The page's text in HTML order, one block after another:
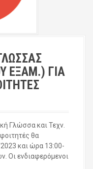
ΕΞΑΜ.) ΓΙΑ
Γλώσσα και Τεχν.
θα
και ώρα 13:00-
Οι ενδιαφερόμενοι